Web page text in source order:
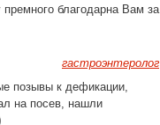
благодарна Вам за
гастроэнтеролог
позывы к дефикации,
на посев, нашли